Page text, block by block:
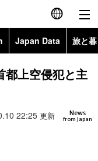
English
简体字
Japan Data 旅と
Topics
上空侵犯と主
News
from Japan
22:25 更新